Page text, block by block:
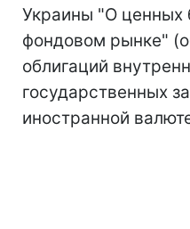
Украины "О ценных
фондовом рынке"
облигаций
государственных
иностранной